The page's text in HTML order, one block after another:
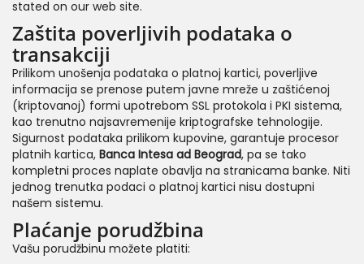
stated on our web site.
Zaštita poverljivih podataka o
transakciji
Prilikom unošenja podataka o platnoj kartici, poverljive
informacija se prenose putem javne mreže u zaštićenoj
(kriptovanoj) formi upotrebom SSL protokola i PKI sistema,
kao trenutno najsavremenije kriptografske tehnologije.
Sigurnost podataka prilikom kupovine, garantuje procesor
platnih kartica, Banca Intesa ad Beograd, pa se tako
kompletni proces naplate obavlja na stranicama banke. Niti
jednog trenutka podaci o platnoj kartici nisu dostupni
našem sistemu.
Plaćanje porudžbina
Vašu porudžbinu možete platiti: